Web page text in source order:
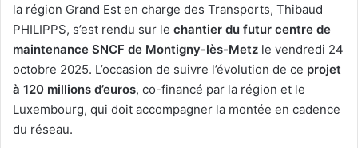
la région Grand Est en charge des Transports, Thibaud
PHILIPPS, s’est rendu sur le chantier du futur centre de
maintenance SNCF de Montigny-lès-Metz le vendredi 24
octobre 2025. L’occasion de suivre l’évolution de ce projet
à 120 millions d’euros, co-financé par la région et le
Luxembourg, qui doit accompagner la montée en cadence
du réseau.